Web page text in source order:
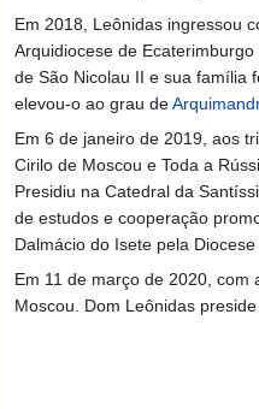
Em 2018, Leônidas ingressou
Arquidiocese de
de São Nicolau II e sua família
elevou-o ao grau de
Em 6 de janeiro de 2019, aos
Cirilo de Moscou e Toda a
Presidiu na Catedral da
de estudos e cooperação
Dalmácio do Isete pela
Em 11 de março de 2020, com
Moscou. Dom Leônidas